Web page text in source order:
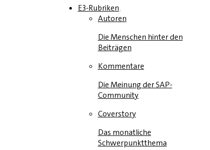
E3-Rubriken
Autoren
Die Menschen hinter den
Beiträgen
Kommentare
Die Meinung der SAP-
Community
Coverstory
Das monatliche
Schwerpunktthema